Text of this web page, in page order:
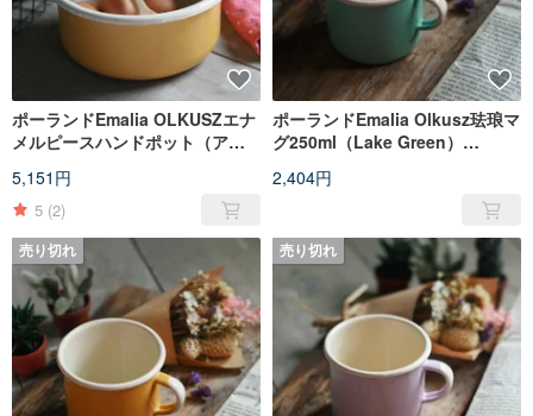
ポーランドEmalia OLKUSZエナ
メルピースハンドポット（アプ
5,151円
5 (2)
ポーランドEmalia Olkusz珐琅マ
グ250ml（Lake Green）
2,404円
売り切れ 売り切れ